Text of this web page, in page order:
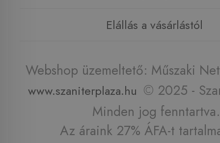
Elállás a vásárlástól
Webshop üzemeltető: Műszaki
www.szaniterplaza.hu © 2025 -
Minden jog fenntartva.
Az áraink 27% ÁFA-t